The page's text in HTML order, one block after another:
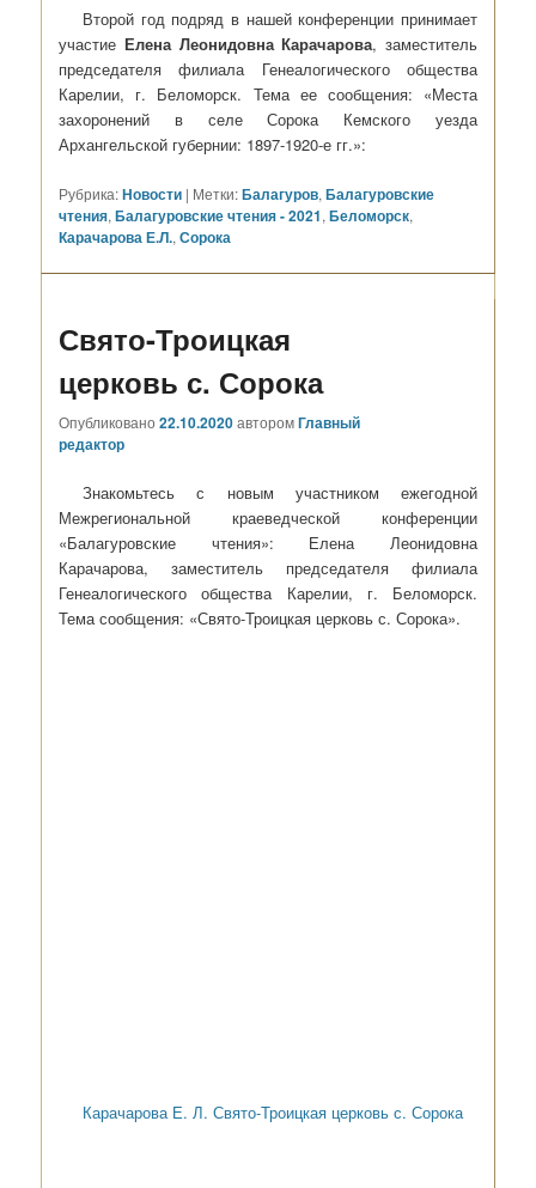
Второй год подряд в нашей конференции принимает
участие Елена Леонидовна Карачарова, заместитель
председателя филиала Генеалогического общества
Карелии, г. Беломорск. Тема ее сообщения: «Места
захоронений в селе Сорока Кемского уезда
Архангельской губернии: 1897-1920-е гг.»:
Рубрика:Новости | Метки:Балагуров,Балагуровские
чтения,Балагуровские чтения - 2021,Беломорск,
Карачарова Е.Л.,Сорока
Свято-Троицкая
церковь с. Сорока
Опубликовано22.10.2020авторомГлавный
редактор
Знакомьтесь с новым участником ежегодной
Межрегиональной краеведческой конференции
«Балагуровские чтения»: Елена Леонидовна
Карачарова, заместитель председателя филиала
Генеалогического общества Карелии, г. Беломорск.
Тема сообщения: «Свято-Троицкая церковь с. Сорока».
Карачарова Е. Л. Свято-Троицкая церковь с. Сорока